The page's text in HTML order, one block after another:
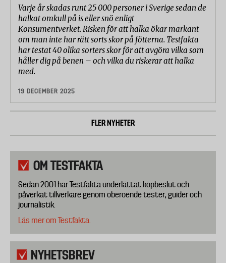
Varje år skadas runt 25 000 personer i Sverige sedan de
halkat omkull på is eller snö enligt
Konsumentverket. Risken för att halka ökar markant
om man inte har rätt sorts skor på fötterna. Testfakta
har testat 40 olika sorters skor för att avgöra vilka som
håller dig på benen – och vilka du riskerar att halka
med.
19 DECEMBER 2025
FLER NYHETER
OM TESTFAKTA
Sedan 2001 har Testfakta underlättat köpbeslut och
påverkat tillverkare genom oberoende tester, guider och
journalistik.
Läs mer om Testfakta.
NYHETSBREV